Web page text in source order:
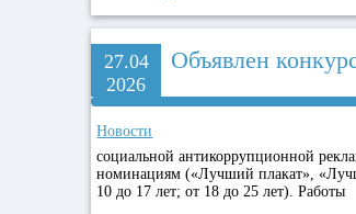
27.04
2026
Объявлен
Новости
социальной антикоррупционной
номинациям («Лучший плакат»,
10 до 17 лет; от 18 до 25 лет). Работы